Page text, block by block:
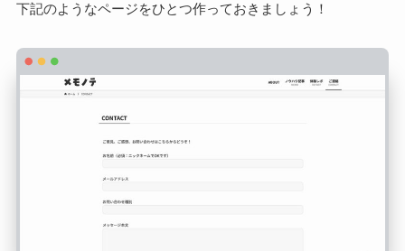
下記のようなページをひとつ作っておきましょう！